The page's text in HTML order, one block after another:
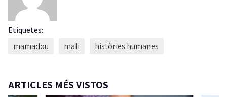
Etiquetes:
mamadou
mali històries humanes
ARTICLES MÉS VISTOS